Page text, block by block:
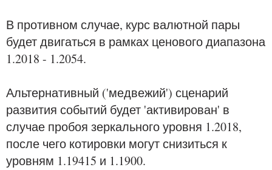
В противном случае, курс валютной пары
будет двигаться в рамках ценового диапазона
1.2018 - 1.2054.
Альтернативный ('медвежий') сценарий
развития событий будет 'активирован' в
случае пробоя зеркального уровня 1.2018,
после чего котировки могут снизиться к
уровням 1.19415 и 1.1900.